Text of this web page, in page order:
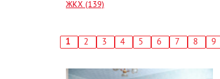
ЖКХ (139)
Текущая
1 Страница
2 Страница
3 Страница
4 Страница
5 Страница
6 Страница
7 8 9